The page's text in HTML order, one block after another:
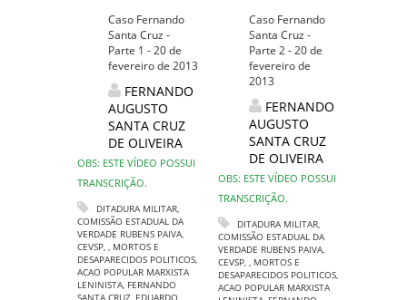
Caso Fernando
Santa Cruz -
Parte 1 - 20 de
fevereiro de 2013
FERNANDO
AUGUSTO
SANTA CRUZ
DE OLIVEIRA
OBS: ESTE VÍDEO POSSUI
TRANSCRIÇÃO.
DITADURA MILITAR,
COMISSÃO ESTADUAL DA
VERDADE RUBENS PAIVA,
CEVSP, , MORTOS E
DESAPARECIDOS POLITICOS,
ACAO POPULAR MARXISTA
LENINISTA, FERNANDO
SANTA CRUZ, EDUARDO
Caso Fernando
Santa Cruz -
Parte 2 - 20 de
fevereiro de
2013
FERNANDO
AUGUSTO
SANTA CRUZ
DE OLIVEIRA
OBS: ESTE VÍDEO POSSUI
TRANSCRIÇÃO.
DITADURA MILITAR,
COMISSÃO ESTADUAL DA
VERDADE RUBENS PAIVA,
CEVSP, , MORTOS E
DESAPARECIDOS POLITICOS,
ACAO POPULAR MARXISTA